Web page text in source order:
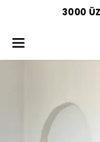
3000